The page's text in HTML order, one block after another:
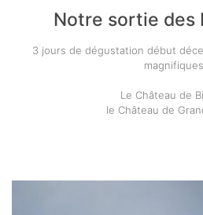
Notre sortie des
3 jours de dégustation début
Le Château de
le Château de